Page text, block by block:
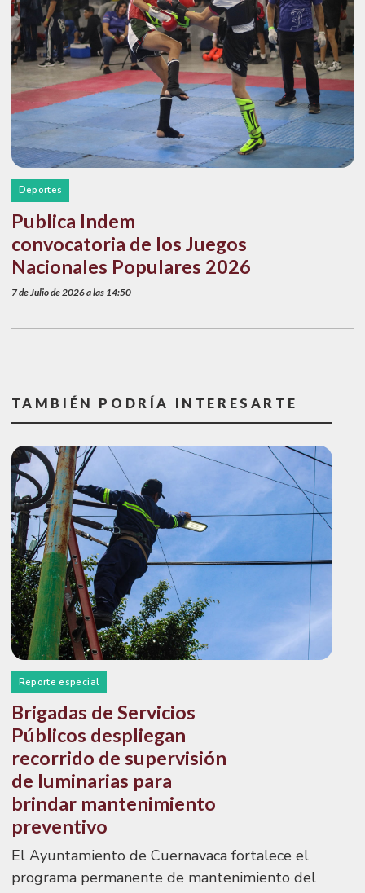
Deportes
Publica Indem
convocatoria de los Juegos
Nacionales Populares 2026
7 de Julio de 2026 a las 14:50
TAMBIÉN PODRÍA INTERESARTE
Reporte especial
Brigadas de Servicios
Públicos despliegan
recorrido de supervisión
de luminarias para
brindar mantenimiento
preventivo
El Ayuntamiento de Cuernavaca fortalece el
programa permanente de mantenimiento del